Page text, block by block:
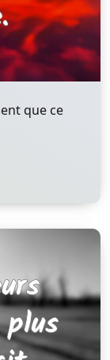
que ce